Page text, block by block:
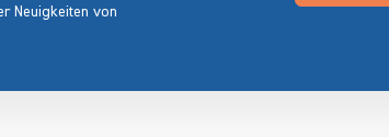
Neuigkeiten von